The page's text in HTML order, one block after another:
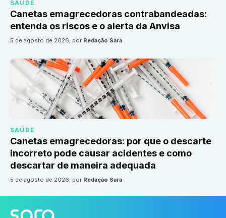
SAÚDE
Canetas emagrecedoras contrabandeadas:
entenda os riscos e o alerta da Anvisa
5 de agosto de 2026, por Redação Sara
SAÚDE
Canetas emagrecedoras: por que o descarte
incorreto pode causar acidentes e como
descartar de maneira adequada
5 de agosto de 2026, por Redação Sara